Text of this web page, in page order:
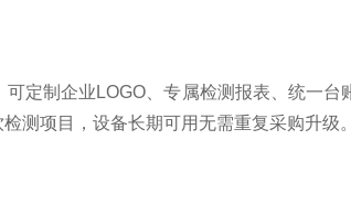
制企业LOGO、专属检测报表、统一台
测项目，设备长期可用无需重复采购升级。